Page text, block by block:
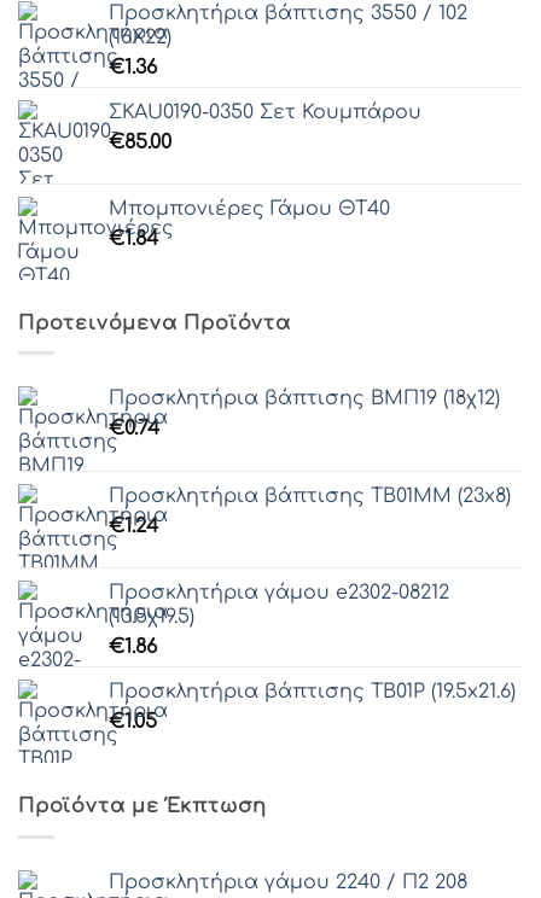
€93.57
Προσκλητήρια βάπτισης 3550 / 102
(16Χ22)
€1.36
ΣΚAU0190-0350 Σετ Κουμπάρου
€85.00
Μπομπονιέρες Γάμου ΘΤ40
€1.84
Προτεινόμενα Προϊόντα
Προσκλητήρια βάπτισης ΒΜΠ19 (18χ12)
€0.74
Προσκλητήρια βάπτισης ΤΒ01ΜΜ (23x8)
€1.24
Προσκλητήρια γάμου e2302-08212
(13.5χ19.5)
€1.86
Προσκλητήρια βάπτισης ΤΒ01Ρ (19.5x21.6)
€1.05
Προϊόντα με Έκπτωση
Προσκλητήρια γάμου 2240 / Π2 208